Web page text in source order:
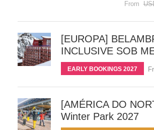
From
[EUROPA]
INCLUSIVE SOB
EARLY BOOKINGS 2027
[AMÉRICA DO
Winter Park 2027